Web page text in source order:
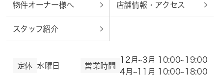
物件オーナー様へ 店舗情報・アクセス
スタッフ紹介
定休 水曜日 営業時間
12月~3月 10:00~19:00
4月~11月 10:00~18:00